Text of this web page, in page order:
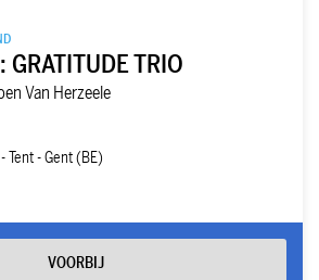
GRATITUDE TRIO
Van Herzeele
Tent - Gent (BE)
VOORBIJ